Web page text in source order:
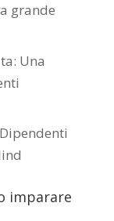
grande
Una
imparare